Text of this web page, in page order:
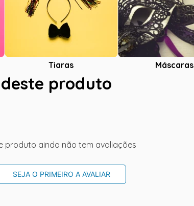
Tiaras Máscaras
produto
produto ainda não tem avaliações
SEJA O PRIMEIRO A AVALIAR